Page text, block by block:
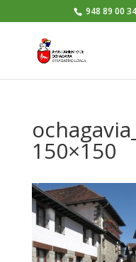
948 89 00 34
150×150